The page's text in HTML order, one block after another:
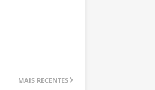
MAIS RECENTES